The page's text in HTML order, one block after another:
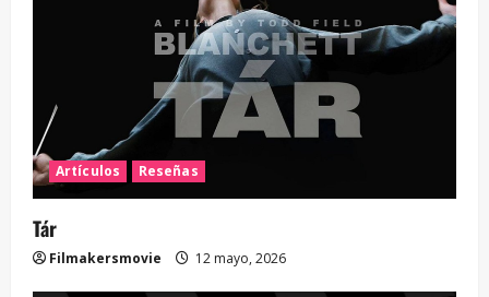
Artículos Reseñas
Tár
Filmakersmovie 12 mayo, 2026